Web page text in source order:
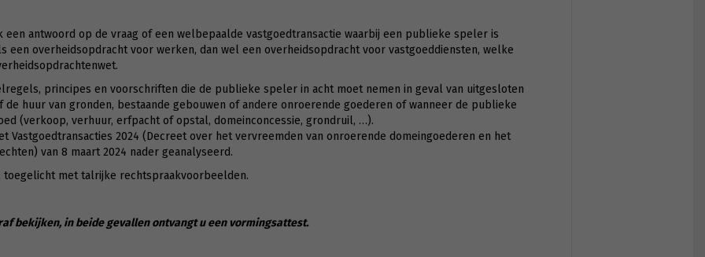
een antwoord op de vraag of een welbepaalde vastgoedtransactie waarbij een publieke speler is
een overheidsopdracht voor werken, dan wel een overheidsopdracht voor vastgoeddiensten, welke
principes en voorschriften die de publieke speler in acht moet nemen in geval van uitgesloten
de huur van gronden, bestaande gebouwen of andere onroerende goederen of wanneer de publieke
(verkoop, verhuur, erfpacht of opstal, domeinconcessie, grondruil, …).
Vastgoedtransacties 2024 (Decreet over het vervreemden van onroerende domeingoederen en het
van 8 maart 2024 nader geanalyseerd.
toegelicht met talrijke rechtspraakvoorbeelden.
bekijken, in beide gevallen ontvangt u een vormingsattest.